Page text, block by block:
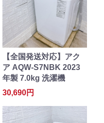
【全国発送対応】アク
ア AQW-S7NBK 2023
年製 7.0kg 洗濯機
30,690円